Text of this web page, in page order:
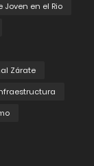
Joven en el Rio
Zárate